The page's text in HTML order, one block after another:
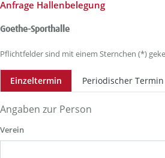
Anfrage Hallenbelegung
Goethe-Sporthalle
Pflichtfelder sind mit einem Sternchen (*)
Einzeltermin Periodischer Termin
Angaben zur Person
Verein